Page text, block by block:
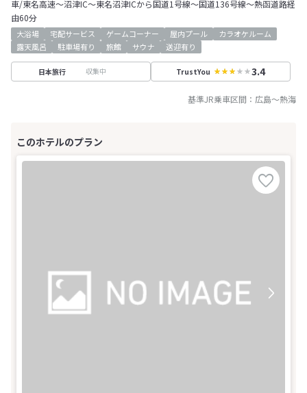
車/東名高速～沼津IC～東名沼津ICから国道1号線～国道136号線～熱函道路経
由60分
大浴場 宅配サービス ゲームコーナー 屋内プール
カラオケルーム
露天風呂
駐車場有り 旅館 サウナ 送迎有り
日本旅行 収集中 TrustYou 3.4
基準JR乗車区間： 広島～熱海